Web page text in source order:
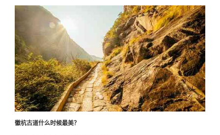
徽杭古道什么时候最美？